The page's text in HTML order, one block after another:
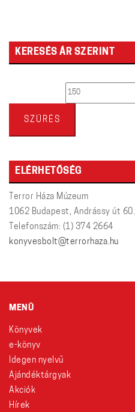
KERESÉS ÁR SZERINT
Min
SZŰRÉS
ELÉRHETŐSÉG
Terror Háza Múzeum
1062 Budapest, Andrássy út 60.
Telefonszám: (1) 374 2664
konyvesbolt@terrorhaza.hu
MENÜ
Könyvek
e-könyv
Idegen nyelvű
Ajándéktárgyak
Akciók
Hírek